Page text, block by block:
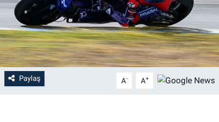
Paylaş A- A+